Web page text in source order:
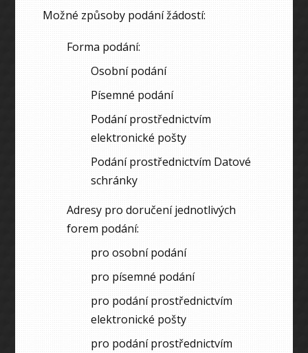
Možné způsoby podání žádostí:
Forma podání:
Osobní podání
Písemné podání
Podání prostřednictvím
elektronické pošty
Podání prostřednictvím Datové
schránky
Adresy pro doručení jednotlivých
forem podání:
pro osobní podání
pro písemné podání
pro podání prostřednictvím
elektronické pošty
pro podání prostřednictvím